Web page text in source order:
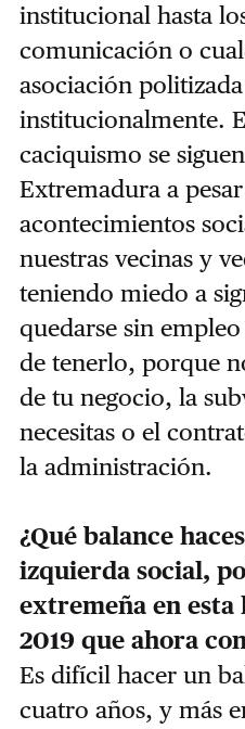
institucional hasta
comunicación o
asociación
institucionalmente.
caciquismo se
Extremadura a
acontecimientos
nuestras vecinas y
teniendo miedo a
quedarse sin
de tenerlo, porque
de tu negocio, la
necesitas o el
la administración.
¿Qué balance
izquierda social,
extremeña en esta
2019 que ahora
Es difícil hacer un
cuatro años, y más